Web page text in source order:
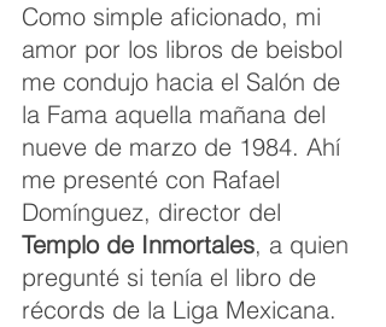
Como simple aficionado, mi
amor por los libros de beisbol
me condujo hacia el Salón de
la Fama aquella mañana del
nueve de marzo de 1984. Ahí
me presenté con Rafael
Domínguez, director del
Templo de Inmortales, a quien
pregunté si tenía el libro de
récords de la Liga Mexicana.